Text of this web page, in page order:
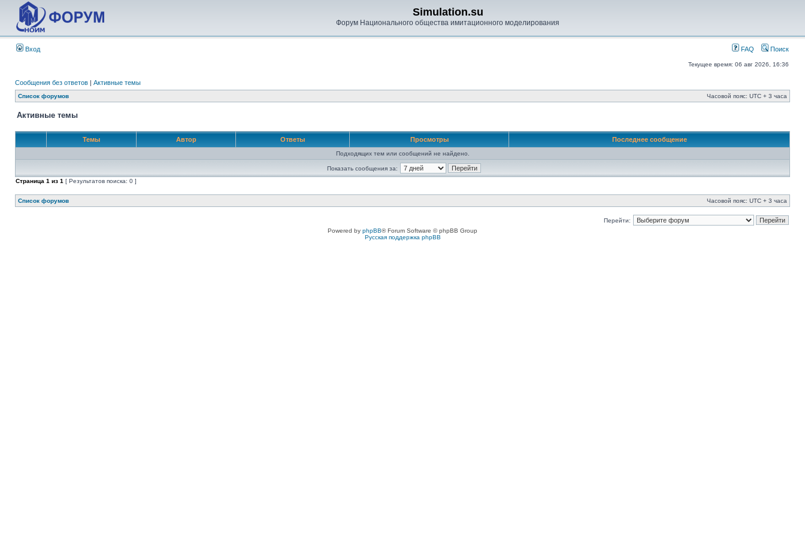
Simulation.su
Форум Национального общества имитационного моделирования
Вход FAQ Поиск
Текущее время: 06 авг 2026, 16:36
Сообщения без ответов | Активные темы
Список форумов Часовой пояс: UTC + 3 часа
Активные темы
Темы Автор Ответы Просмотры Последнее сообщение
Подходящих тем или сообщений не найдено.
Показать сообщения за:
Страница 1 из 1 [ Результатов поиска: 0 ]
Список форумов Часовой пояс: UTC + 3 часа
Перейти:
Powered by phpBB® Forum Software © phpBB Group
Русская поддержка phpBB